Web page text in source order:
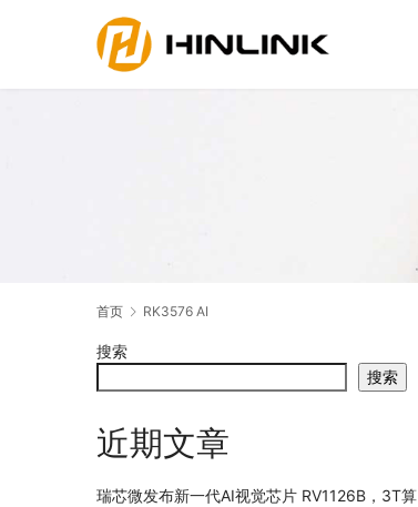
首页 RK3576 AI
搜索
搜索
近期文章
瑞芯微发布新一代AI视觉芯片 RV1126B，3T算